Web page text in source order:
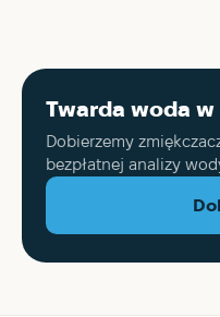
Twarda woda
Dobierzemy
bezpłatnej analizy